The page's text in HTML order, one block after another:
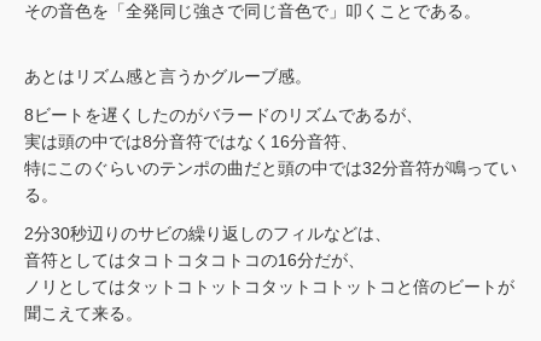
その音色を「全発同じ強さで同じ音色で」叩くことである。
あとはリズム感と言うかグルーブ感。
8ビートを遅くしたのがバラードのリズムであるが、
実は頭の中では8分音符ではなく16分音符、
特にこのぐらいのテンポの曲だと頭の中では32分音符が鳴ってい
る。
2分30秒辺りのサビの繰り返しのフィルなどは、
音符としてはタコトコタコトコの16分だが、
ノリとしてはタットコトットコタットコトットコと倍のビートが
聞こえて来る。